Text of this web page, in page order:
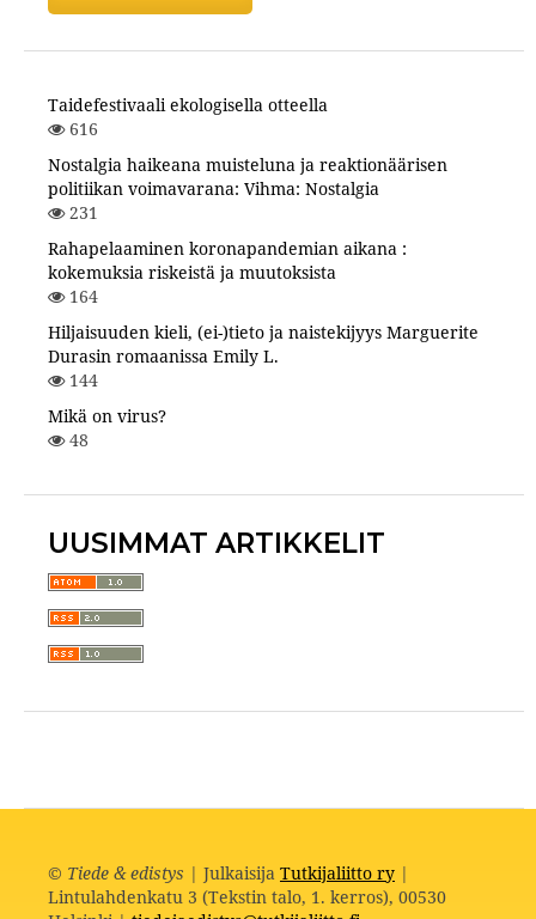
Taidefestivaali ekologisella otteella
616
Nostalgia haikeana muisteluna ja reaktionäärisen
politiikan voimavarana: Vihma: Nostalgia
231
Rahapelaaminen koronapandemian aikana :
kokemuksia riskeistä ja muutoksista
164
Hiljaisuuden kieli, (ei-)tieto ja naistekijyys Marguerite
Durasin romaanissa Emily L.
144
Mikä on virus?
48
UUSIMMAT ARTIKKELIT
© Tiede & edistys | Julkaisija Tutkijaliitto ry|
Lintulahdenkatu 3 (Tekstin talo, 1. kerros), 00530